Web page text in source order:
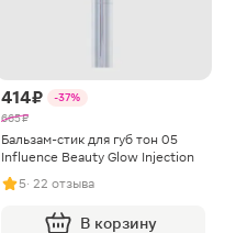
414 ₽
-37%
665 ₽
Бальзам-стик для губ тон 05
Influence Beauty Glow Injection
5· 22 отзыва
В корзину